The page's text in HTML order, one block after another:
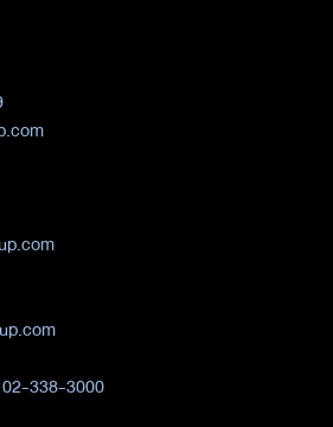
338-3000